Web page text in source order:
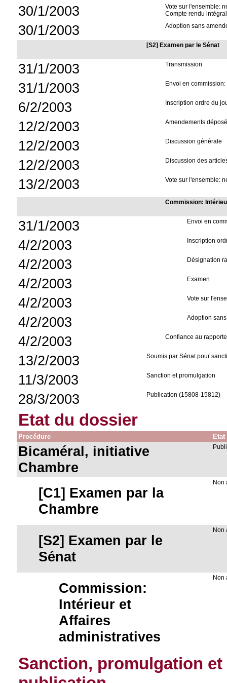
30/1/2003
Vote sur l'ensemble:
Compte rendu
30/1/2003 Adoption sans
[S2] Examen par le Sénat
31/1/2003 Transmission
31/1/2003 Envoi en
6/2/2003 Inscription ordre du
12/2/2003 Amendements
12/2/2003 Discussion générale
12/2/2003 Discussion des
13/2/2003 Vote sur l'ensemble:
Commission:
31/1/2003 Envoi en
4/2/2003 Inscription
4/2/2003 Désignation
4/2/2003 Examen
4/2/2003 Vote sur
4/2/2003 Adoption
4/2/2003 Confiance au
13/2/2003 Soumis par Sénat pour
11/3/2003 Sanction et promulgation
28/3/2003 Publication (15808-15812)
Etat du dossier
Procédure Etat
Bicaméral, initiative
Chambre
[C1] Examen par la
Chambre
Non
[S2] Examen par le
Sénat
Non
Commission:
Intérieur et
Affaires
administratives
Non
Sanction, promulgation et